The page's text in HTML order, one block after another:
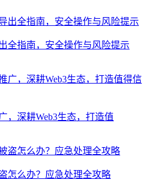
全指南，安全操作与风险提示
，深耕Web3生态，打造值
怎么办？应急处理全攻略